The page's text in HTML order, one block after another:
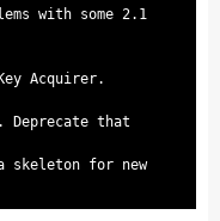
with some 2.1
Acquirer.
Deprecate that
for new